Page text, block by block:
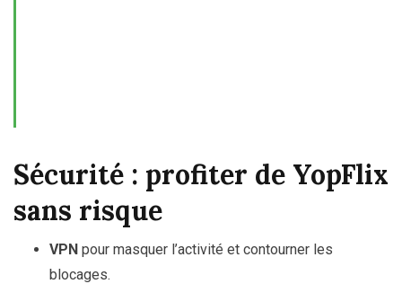
Sécurité : profiter de YopFlix
sans risque
VPN pour masquer l’activité et contourner les
blocages.